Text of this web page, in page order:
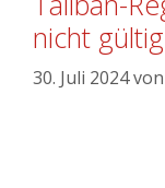
nicht gültig
30. Juli 2024von